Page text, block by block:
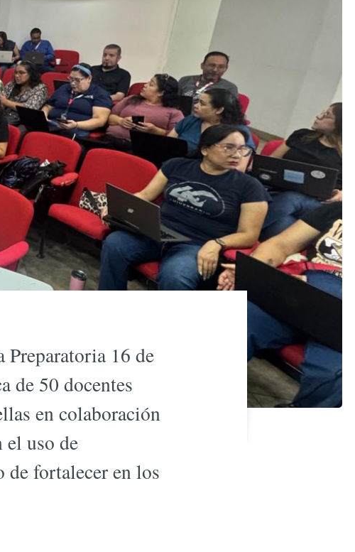
Preparatoria 16 de
de 50 docentes
en colaboración
el uso de
fortalecer en los